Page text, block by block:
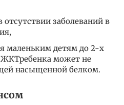
отсутствии заболеваний в
маленьким детям до 2-х
может не
насыщенной белком.